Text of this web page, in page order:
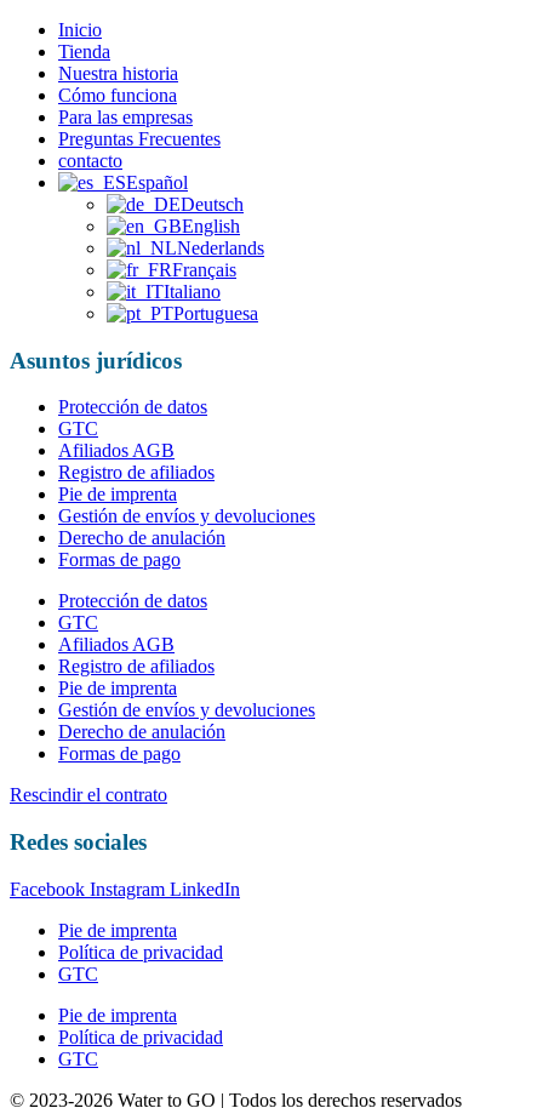
Inicio
Tienda
Nuestra historia
Cómo funciona
Para las empresas
Preguntas Frecuentes
contacto
Español
Deutsch
English
Nederlands
Français
Italiano
Portuguesa
Asuntos jurídicos
Protección de datos
GTC
Afiliados AGB
Registro de afiliados
Pie de imprenta
Gestión de envíos y devoluciones
Derecho de anulación
Formas de pago
Protección de datos
GTC
Afiliados AGB
Registro de afiliados
Pie de imprenta
Gestión de envíos y devoluciones
Derecho de anulación
Formas de pago
Rescindir el contrato
Redes sociales
Facebook Instagram LinkedIn
Pie de imprenta
Política de privacidad
GTC
Pie de imprenta
Política de privacidad
GTC
© 2023-2026 Water to GO | Todos los derechos reservados